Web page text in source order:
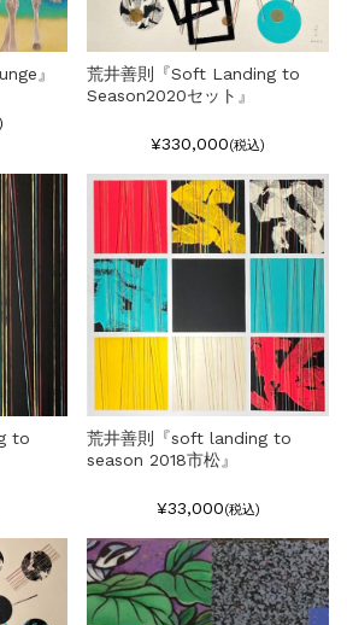
』
荒井善則『Soft Landing to
Season2020セット』
¥330,000(税込)
to
荒井善則『soft landing to
season 2018市松』
¥33,000(税込)